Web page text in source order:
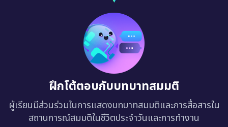
ฝึกโต้ตอบกับบทบาทสมมติ
ผู้เรียนมีส่วนร่วมในการแสดงบทบาทสมมติและการสื่อสารใน
สถานการณ์สมมติในชีวิตประจำวันและการทำงาน